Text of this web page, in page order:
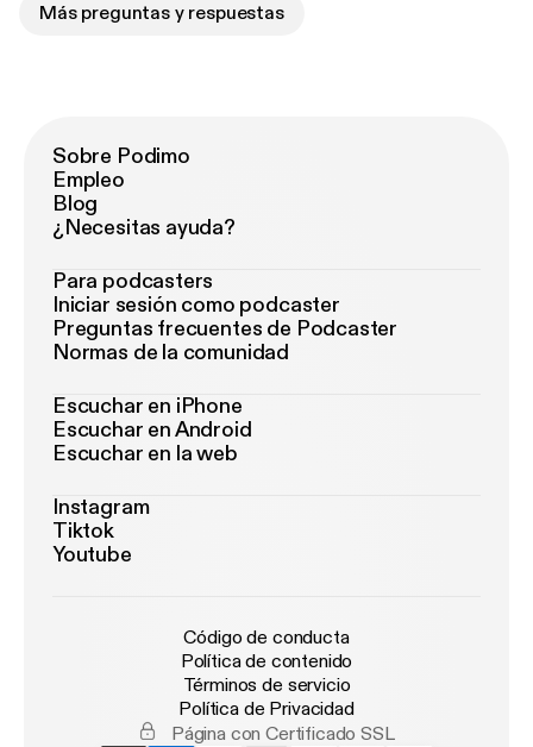
Más preguntas y respuestas
Sobre Podimo
Empleo
Blog
¿Necesitas ayuda?
Para podcasters
Iniciar sesión como podcaster
Preguntas frecuentes de Podcaster
Normas de la comunidad
Escuchar en iPhone
Escuchar en Android
Escuchar en la web
Instagram
Tiktok
Youtube
Código de conducta
Política de contenido
Términos de servicio
Política de Privacidad
Página con Certificado SSL